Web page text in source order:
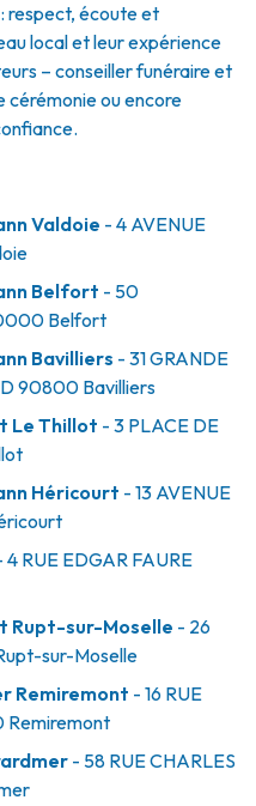
respect, écoute et
local et leur expérience
– conseiller funéraire et
cérémonie ou encore
Valdoie - 4 AVENUE
Belfort - 50
Belfort
Bavilliers - 31 GRANDE
90800 Bavilliers
Le Thillot - 3 PLACE DE
Héricourt - 13 AVENUE
4 RUE EDGAR FAURE
Rupt-sur-Moselle - 26
sur-Moselle
Remiremont - 16 RUE
Remiremont
- 58 RUE CHARLES